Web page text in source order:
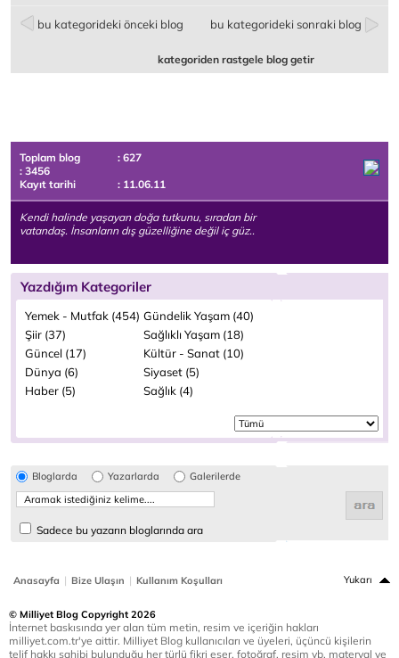
bu kategorideki önceki blog bu kategorideki sonraki blog
kategoriden rastgele blog getir
Toplam blog
: 627
: 3456
Kayıt tarihi
: 11.06.11
Kendi halinde yaşayan doğa tutkunu, sıradan bir
vatandaş. İnsanların dış güzelliğine değil iç güz..
Yazdığım Kategoriler
Yemek - Mutfak (454) Gündelik Yaşam (40)
Şiir (37)
Sağlıklı Yaşam (18)
Güncel (17)
Kültür - Sanat (10)
Dünya (6)
Siyaset (5)
Haber (5)
Sağlık (4)
Bloglarda Yazarlarda Galerilerde
Sadece bu yazarın bloglarında ara
Anasayfa | Bize Ulaşın | Kullanım Koşulları Yukarı
© Milliyet Blog Copyright 2026
İnternet baskısında yer alan tüm metin, resim ve içeriğin hakları
milliyet.com.tr'ye aittir. Milliyet Blog kullanıcıları ve üyeleri, üçüncü kişilerin
telif hakkı sahibi bulunduğu her türlü fikri eser, fotoğraf, resim vb. materyal ve